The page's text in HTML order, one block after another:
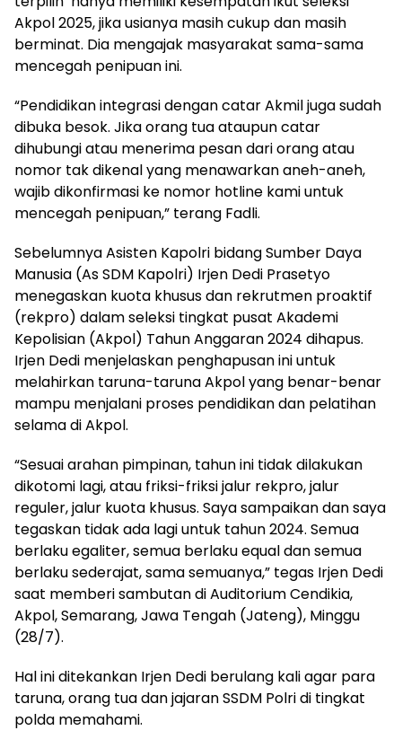
Akpol 2025, jika usianya masih cukup dan masih
berminat. Dia mengajak masyarakat sama-sama
mencegah penipuan ini.
“Pendidikan integrasi dengan catar Akmil juga sudah
dibuka besok. Jika orang tua ataupun catar
dihubungi atau menerima pesan dari orang atau
nomor tak dikenal yang menawarkan aneh-aneh,
wajib dikonfirmasi ke nomor hotline kami untuk
mencegah penipuan,” terang Fadli.
Sebelumnya Asisten Kapolri bidang Sumber Daya
Manusia (As SDM Kapolri) Irjen Dedi Prasetyo
menegaskan kuota khusus dan rekrutmen proaktif
(rekpro) dalam seleksi tingkat pusat Akademi
Kepolisian (Akpol) Tahun Anggaran 2024 dihapus.
Irjen Dedi menjelaskan penghapusan ini untuk
melahirkan taruna-taruna Akpol yang benar-benar
mampu menjalani proses pendidikan dan pelatihan
selama di Akpol.
“Sesuai arahan pimpinan, tahun ini tidak dilakukan
dikotomi lagi, atau friksi-friksi jalur rekpro, jalur
reguler, jalur kuota khusus. Saya sampaikan dan saya
tegaskan tidak ada lagi untuk tahun 2024. Semua
berlaku egaliter, semua berlaku equal dan semua
berlaku sederajat, sama semuanya,” tegas Irjen Dedi
saat memberi sambutan di Auditorium Cendikia,
Akpol, Semarang, Jawa Tengah (Jateng), Minggu
(28/7).
Hal ini ditekankan Irjen Dedi berulang kali agar para
taruna, orang tua dan jajaran SSDM Polri di tingkat
polda memahami.